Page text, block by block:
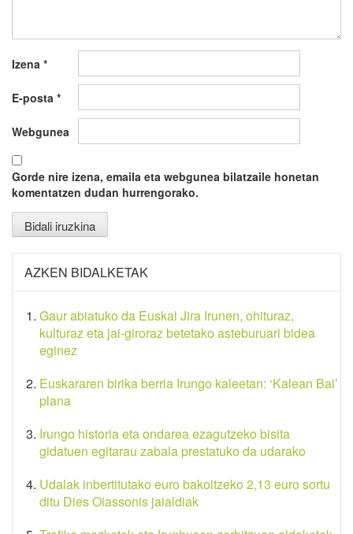
Izena *
E-posta *
Webgunea
Gorde nire izena, emaila eta webgunea bilatzaile honetan
komentatzen dudan hurrengorako.
AZKEN BIDALKETAK
Gaur abiatuko da Euskal Jira Irunen, ohituraz,
kulturaz eta jai-giroraz betetako asteburuari bidea
eginez
Euskararen birika berria Irungo kaleetan: ‘Kalean Bai’
plana
Irungo historia eta ondarea ezagutzeko bisita
gidatuen egitarau zabala prestatuko da udarako
Udalak inbertitutako euro bakoitzeko 2,13 euro sortu
ditu Dies Oiassonis jaialdiak